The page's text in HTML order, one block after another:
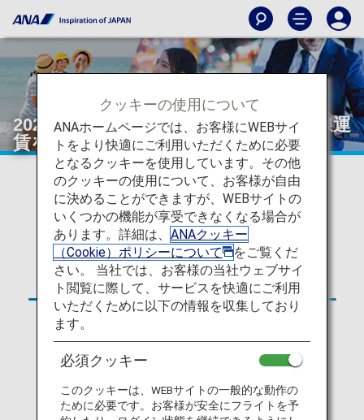
2026年5月19日搭乗分より、日本国内線運
賃をリニューアルいたします。
販売開始日時は2025年5月29日（日本時間午前9:00
～）です。
ご旅行のスタイルに合わせてサービスを
お選びいただける運賃に変更いたします。*
クッキーの使用について
ANAホームページでは、お客様にWEBサイ
トをより快適にご利用いただくために必要
となるクッキーを使用しています。その他
のクッキーの使用について、お客様が自由
に決めることができますが、WEBサイトの
いくつかの機能が享受できなくなる場合が
あります。詳細は、 ANAクッキー
（Cookie）ポリシーについて
をご覧くだ
さい。 当社では、お客様の当社ウェブサイ
ト閲覧に際して、サービスを快適にご利用
いただくために以下の情報を収集しており
ます。
必須クッキー
このクッキーは、WEBサイトの一般的な動作の
ために必要です。お客様が安全にフライトを予